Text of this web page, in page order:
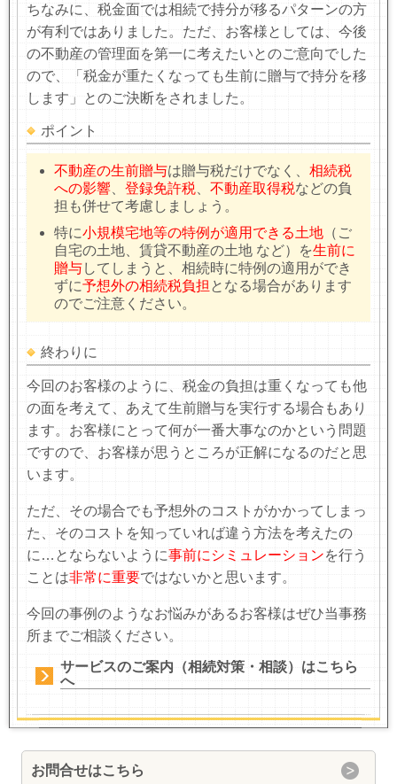
ちなみに、税金面では相続で持分が移るパターンの方
が有利ではありました。ただ、お客様としては、今後
の不動産の管理面を第一に考えたいとのご意向でした
ので、「税金が重たくなっても生前に贈与で持分を移
します」とのご決断をされました。
ポイント
不動産の生前贈与は贈与税だけでなく、 相続税
への影響
登録免許税 不動産取得税などの負
担も併せて考慮しましょう。
特に小規模宅地等の特例が適用できる土地 （ご
自宅の土地、賃貸不動産の土地 など）を生前に
贈与してしまうと、相続時に特例の適用ができ
ずに予想外の相続税負担 となる場合があります
のでご注意ください。
終わりに
今回のお客様のように、税金の負担は重くなっても他
の面を考えて、あえて生前贈与を実行する場合もあり
ます。お客様にとって何が一番大事なのかという問題
ですので、お客様が思うところが正解になるのだと思
います。
ただ、その場合でも予想外のコストがかかってしまっ
た、そのコストを知っていれば違う方法を考えたの
に…とならないように事前にシミュレーションを行う
ことは非常に重要ではないかと思います。
今回の事例のようなお悩みがあるお客様はぜひ当事務
所までご相談ください。
サービスのご案内（相続対策・相談）はこちら
へ
お問合せはこちら